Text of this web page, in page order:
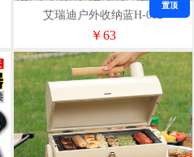
艾瑞迪户外收纳蓝H-002
￥63
置顶